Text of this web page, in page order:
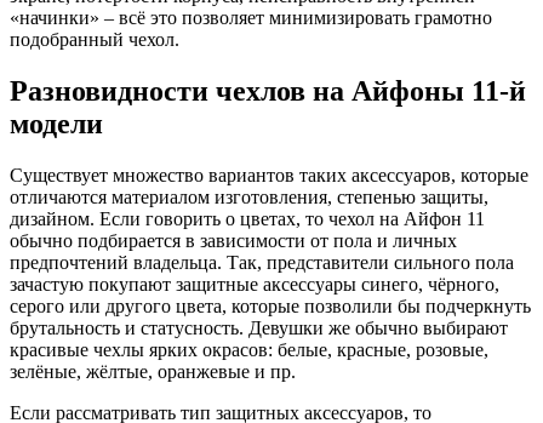
«начинки» – всё это позволяет минимизировать грамотно
подобранный чехол.
Разновидности чехлов на Айфоны 11-й
модели
Существует множество вариантов таких аксессуаров, которые
отличаются материалом изготовления, степенью защиты,
дизайном. Если говорить о цветах, то чехол на Айфон 11
обычно подбирается в зависимости от пола и личных
предпочтений владельца. Так, представители сильного пола
зачастую покупают защитные аксессуары синего, чёрного,
серого или другого цвета, которые позволили бы подчеркнуть
брутальность и статусность. Девушки же обычно выбирают
красивые чехлы ярких окрасов: белые, красные, розовые,
зелёные, жёлтые, оранжевые и пр.
Если рассматривать тип защитных аксессуаров, то